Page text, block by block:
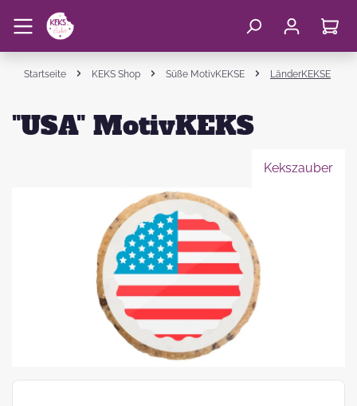
Startseite KEKS Shop Süße MotivKEKSE LänderKEKSE
"USA" MotivKEKS
Kekszauber